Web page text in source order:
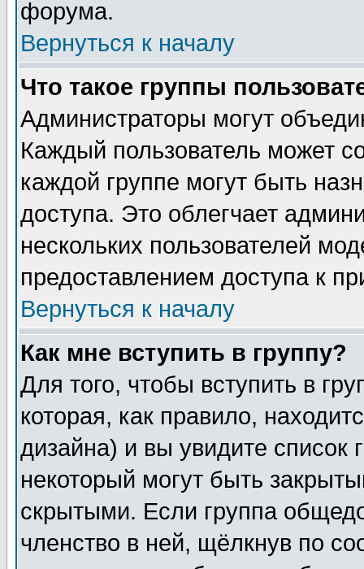
форума.
Вернуться к началу
Что такое группы
Администраторы могут
Каждый пользователь может
каждой группе могут быть
доступа. Это облегчает
нескольких пользователей
предоставлением доступа к
Вернуться к началу
Как мне вступить в группу?
Для того, чтобы вступить в
которая, как правило,
дизайна) и вы увидите список
некоторый могут быть
скрытыми. Если группа
членство в ней, щёлкнув по